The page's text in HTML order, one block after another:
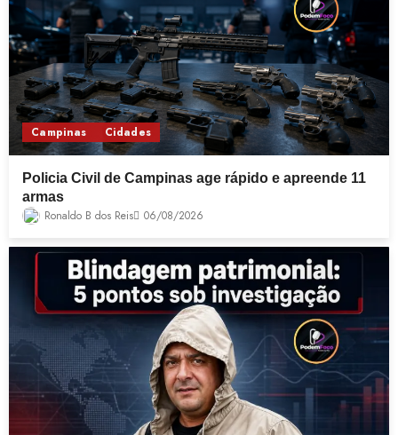
Campinas Cidades
Policia Civil de Campinas age rápido e apreende 11
armas
Ronaldo B dos Reis 06/08/2026